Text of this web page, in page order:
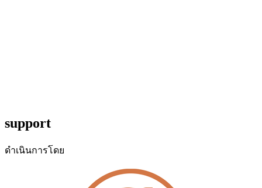
support
ดำเนินการโดย